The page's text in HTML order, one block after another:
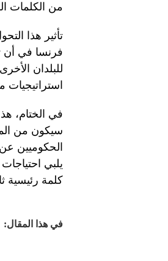
من الكلمات
تأثير هذا
فرنسا في أن
للبلدان
استراتيجيات
في الختام،
سيكون من
الحكوميين
يلبي
كلمة رئيسية
في هذا المقال: